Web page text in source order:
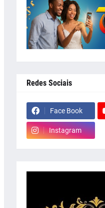
Redes Sociais
Face Book
Instagram